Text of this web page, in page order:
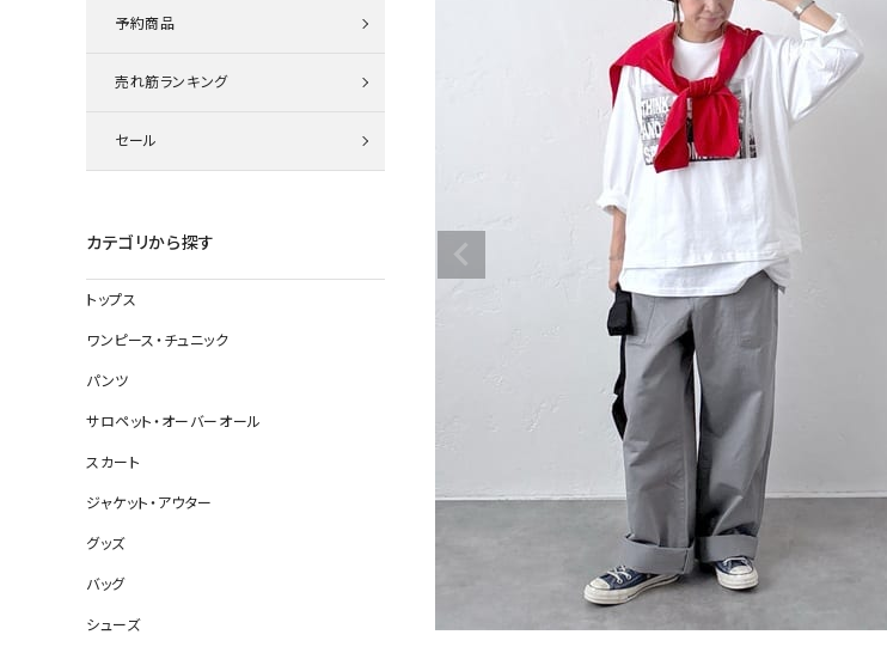
タンクトップ・キャミソール
デニムパンツ
その他のパンツ
ジャケット
その他アウター
予約商品
売れ筋ランキング
セール
カテゴリから探す
トップス
ワンピース・チュニック
パンツ
サロペット・オーバーオール
スカート
ジャケット・アウター
グッズ
バッグ
シューズ